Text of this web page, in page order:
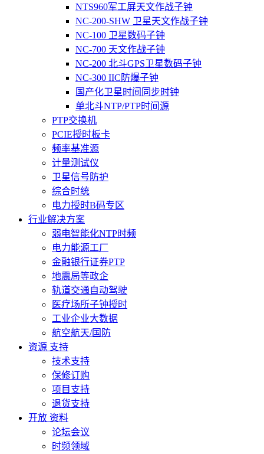
NTS960军工屏天文作战子钟
NC-200-SHW 卫星天文作战子钟
NC-100 卫星数码子钟
NC-700 天文作战子钟
NC-200 北斗GPS卫星数码子钟
NC-300 IIC防爆子钟
国产化卫星时间同步时钟
单北斗NTP/PTP时间源
PTP交换机
PCIE授时板卡
频率基准源
计量测试仪
卫星信号防护
综合时统
电力授时B码专区
行业解决方案
弱电智能化NTP时频
电力能源工厂
金融银行证券PTP
地震局等政企
轨道交通自动驾驶
医疗场所子钟授时
工业企业大数据
航空航天/国防
资源 支持
技术支持
保修订购
项目支持
退货支持
开放 资料
论坛会议
时频领域